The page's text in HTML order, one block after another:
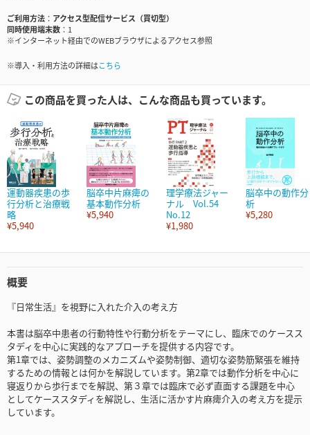
ご利用方法
アクセス型配信サービス（買切型）
同時使用端末数
1
※インターネット経由でのWEBブラウザによるアクセス参照
※導入・利用方法の詳細はこちら
この商品を買った人は、こんな商品も買っています。
運動器疾患の歩
行分析と治療戦
略
¥5,940
脳卒中片麻痺の
基本動作分析
¥5,940
理学療法ジャー
ナル Vol.54
No.12
¥1,980
脳卒中の動作分
析
¥5,280
概要
『日常生活』を視野に入れた介入の考え方
本書は脳卒中患者の行動特性や行動分析をテーマにし、臨床でのケースス
タディを中心に実践的なアプローチを提供する内容です。
第1章では、姿勢調整のメカニズムや姿勢制御、適切な姿勢筋緊張を維持
するための情報とは何かを解説しています。第2章では動作分析を中心に
寝返りから歩行までを解説、第３章では臨床で必ず直面する課題を中心
としてケーススタディを解説し、生活に活かす片麻痺介入の考え方を提示
しています。